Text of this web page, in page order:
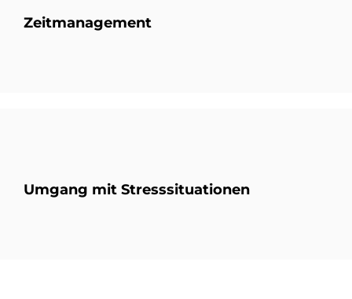
Zeitmanagement
Umgang mit Stresssituationen